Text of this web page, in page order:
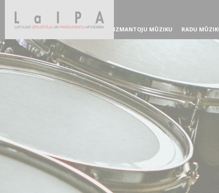
IZMANTOJU MŪZIKU RADU